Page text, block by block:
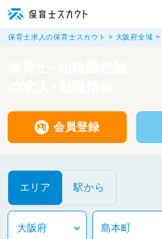
保育士求人の保育士スカウト 大阪府全域
会員登録
エリア 駅から